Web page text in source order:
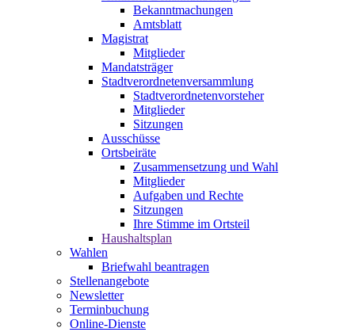
Bekanntmachungen
Amtsblatt
Magistrat
Mitglieder
Mandatsträger
Stadtverordnetenversammlung
Stadtverordnetenvorsteher
Mitglieder
Sitzungen
Ausschüsse
Ortsbeiräte
Zusammensetzung und Wahl
Mitglieder
Aufgaben und Rechte
Sitzungen
Ihre Stimme im Ortsteil
Haushaltsplan
Wahlen
Briefwahl beantragen
Stellenangebote
Newsletter
Terminbuchung
Online-Dienste